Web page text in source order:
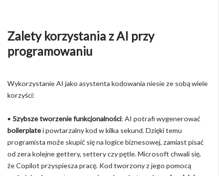
Zalety korzystania z AI przy
programowaniu
Wykorzystanie AI jako asystenta kodowania niesie ze sobą wiele
korzyści:
• Szybsze tworzenie funkcjonalności: AI potrafi wygenerować
boilerplatei powtarzalny kod w kilka sekund. Dzięki temu
programista może skupić się na logice biznesowej, zamiast pisać
od zera kolejne gettery, settery czy pętle. Microsoft chwali się,
że Copilot przyspiesza pracę. Kod tworzony z jego pomocą